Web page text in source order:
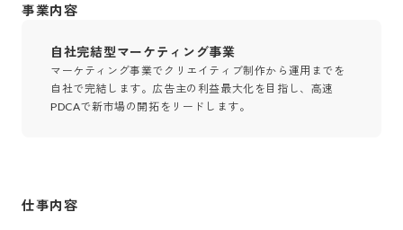
事業内容
自社完結型マーケティング事業
マーケティング事業でクリエイティブ制作から運用までを
自社で完結します。広告主の利益最大化を目指し、高速
PDCAで新市場の開拓をリードします。
仕事内容